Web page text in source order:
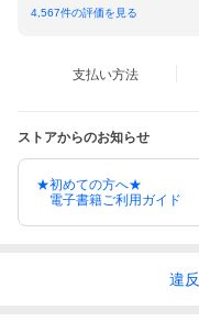
4,567件の評価を見る
支払い方法
ストアからのお知らせ
★初めての方へ★
電子書籍ご利用ガイド
違反